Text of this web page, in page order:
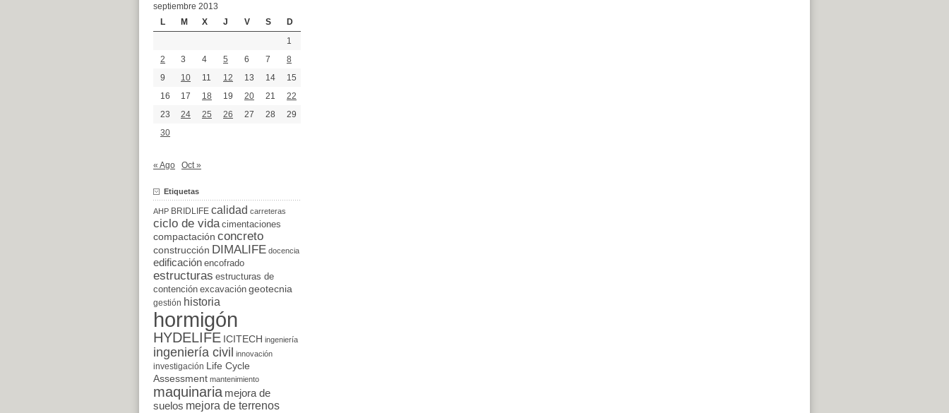
septiembre 2013
L
M X J V S
D
1
2
3 4 5 6 7
8
9
10 11 12 13 14
15
16
17 18 19 20 21
22
23
24 25 26 27 28
29
30
« Ago Oct »
Etiquetas
AHP BRIDLIFE calidad carreteras
ciclo de vida cimentaciones
compactación concreto
construcción DIMALIFE docencia
edificación encofrado
estructuras estructuras de
contención excavación geotecnia
gestión historia
hormigón
HYDELIFE ICITECH ingeniería
ingeniería civil innovación
investigación
Life Cycle
Assessment mantenimiento
maquinaria mejora de
suelos mejora de terrenos